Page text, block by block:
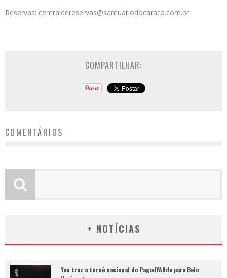
Reservas: centraldereservas@santuariodocaraca.com.br
COMPARTILHAR:
COMENTÁRIOS
+ NOTÍCIAS
Yan traz a turnê nacional do PagodYANdo para Belo